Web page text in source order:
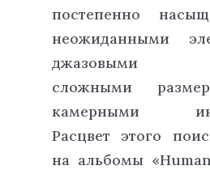
постепенно
неожиданными
джазовыми
сложными
камерными
Расцвет этого
на альбомы